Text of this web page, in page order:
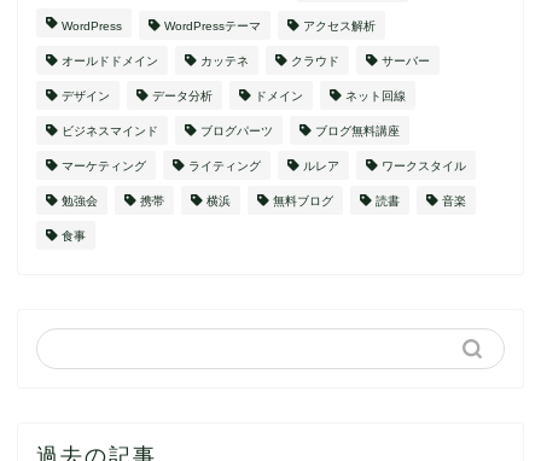
WordPress WordPressテーマ アクセス解析
オールドドメイン カッテネ クラウド サーバー
デザイン データ分析 ドメイン ネット回線
ビジネスマインド ブログパーツ ブログ無料講座
マーケティング ライティング ルレア ワークスタイル
勉強会 携帯 横浜 無料ブログ 読書 音楽
食事
過去の記事